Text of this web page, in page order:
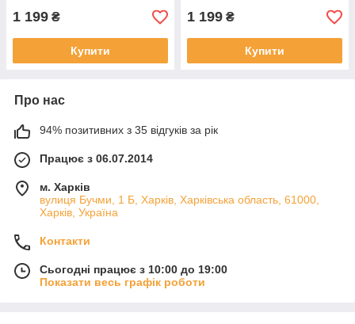
1 199 ₴
Купити
1 199 ₴
Купити
Про нас
94% позитивних з 35 відгуків за рік
Працює з 06.07.2014
м. Харків
вулиця Бучми, 1 Б, Харків, Харківська область, 61000,
Харків, Україна
Контакти
Сьогодні працює з 10:00 до 19:00
Показати весь графік роботи